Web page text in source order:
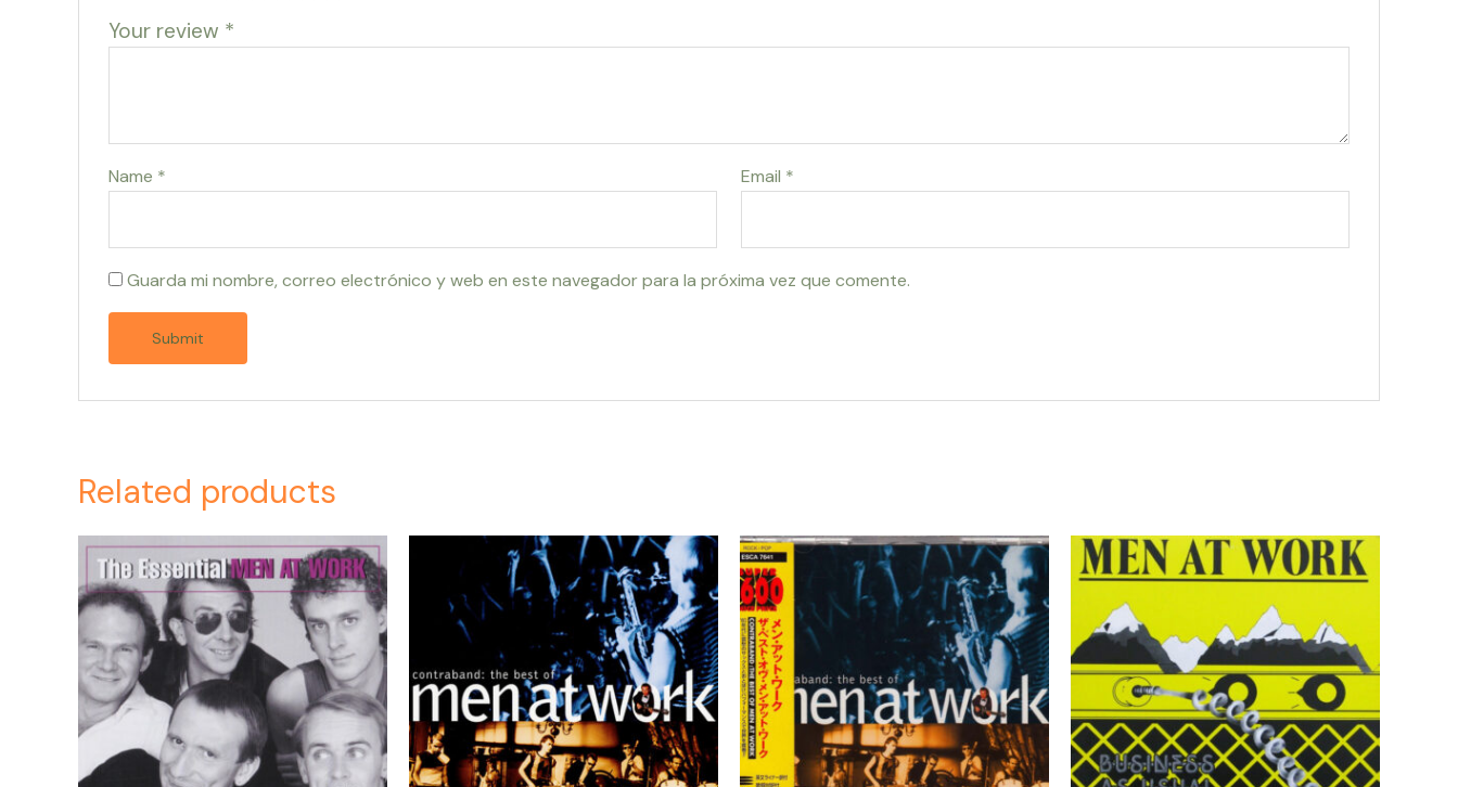
Your review *
Name * Email *
Guarda mi nombre, correo electrónico y web en este navegador para la próxima vez que comente.
Related products